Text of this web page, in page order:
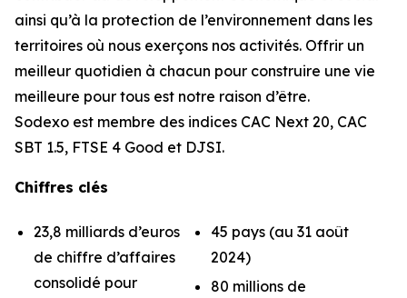
ainsi qu’à la protection de l’environnement dans les
territoires où nous exerçons nos activités. Offrir un
meilleur quotidien à chacun pour construire une vie
meilleure pour tous est notre raison d’être.
Sodexo est membre des indices CAC Next 20, CAC
SBT 1.5, FTSE 4 Good et DJSI.
Chiffres clés
23,8 milliards d’euros
de chiffre d’affaires
consolidé pour
45 pays (au 31 août
2024)
80 millions de